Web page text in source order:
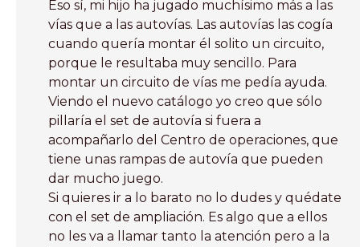
Eso sí, mi hijo ha jugado muchísimo más a las
vías que a las autovías. Las autovías las cogía
cuando quería montar él solito un circuito,
porque le resultaba muy sencillo. Para
montar un circuito de vías me pedía ayuda.
Viendo el nuevo catálogo yo creo que sólo
pillaría el set de autovía si fuera a
acompañarlo del Centro de operaciones, que
tiene unas rampas de autovía que pueden
dar mucho juego.
Si quieres ir a lo barato no lo dudes y quédate
con el set de ampliación. Es algo que a ellos
no les va a llamar tanto la atención pero a la